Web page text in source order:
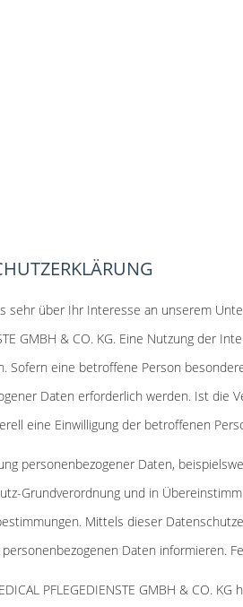
sehr über Ihr Interesse an unserem
GMBH & CO. KG. Eine Nutzung der
Sofern eine betroffene Person
Daten erforderlich werden. Ist die
eine Einwilligung der betroffenen
personenbezogener Daten,
Grundverordnung und in
Mittels dieser
Daten informieren.
PFLEGEDIENSTE GMBH & CO.